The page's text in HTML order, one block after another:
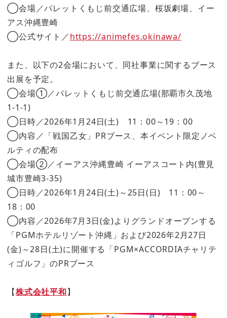
◯会場／パレットくもじ前交通広場、桜坂劇場、イー
アス沖縄豊崎
◯公式サイト／https://animefes.okinawa/
また、以下の2会場において、同社事業に関するブース
出展を予定。
◯会場①／パレットくもじ前交通広場(那覇市久茂地
1-1-1)
◯日時／2026年1月24日(土) 11：00～19：00
◯内容／「戦国乙女」PRブース、本イベント限定ノベ
ルティの配布
◯会場②／イーアス沖縄豊崎 イーアスコート内(豊見
城市豊崎3-35)
◯日時／2026年1月24日(土)～25日(日) 11：00～
18：00
◯内容／2026年7月3日(金)よりグランドオープンする
「PGMホテルリゾート沖縄」および2026年2月27日
(金)～28日(土)に開催する「PGM×ACCORDIAチャリテ
ィゴルフ」のPRブース
【株式会社平和】